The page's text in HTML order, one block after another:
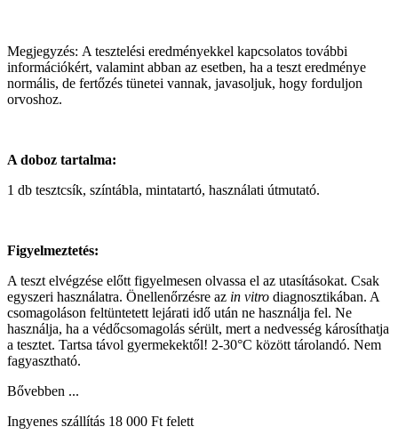
Megjegyzés: A tesztelési eredményekkel kapcsolatos további
információkért, valamint abban az esetben, ha a teszt eredménye
normális, de fertőzés tünetei vannak, javasoljuk, hogy forduljon
orvoshoz.
A doboz tartalma:
1 db tesztcsík, színtábla, mintatartó, használati útmutató.
Figyelmeztetés:
A teszt elvégzése előtt figyelmesen olvassa el az utasításokat. Csak
egyszeri használatra. Önellenőrzésre az in vitro diagnosztikában. A
csomagoláson feltüntetett lejárati idő után ne használja fel. Ne
használja, ha a védőcsomagolás sérült, mert a nedvesség károsíthatja
a tesztet. Tartsa távol gyermekektől! 2-30°C között tárolandó. Nem
fagyasztható.
Bővebben ...
Ingyenes szállítás 18 000 Ft felett